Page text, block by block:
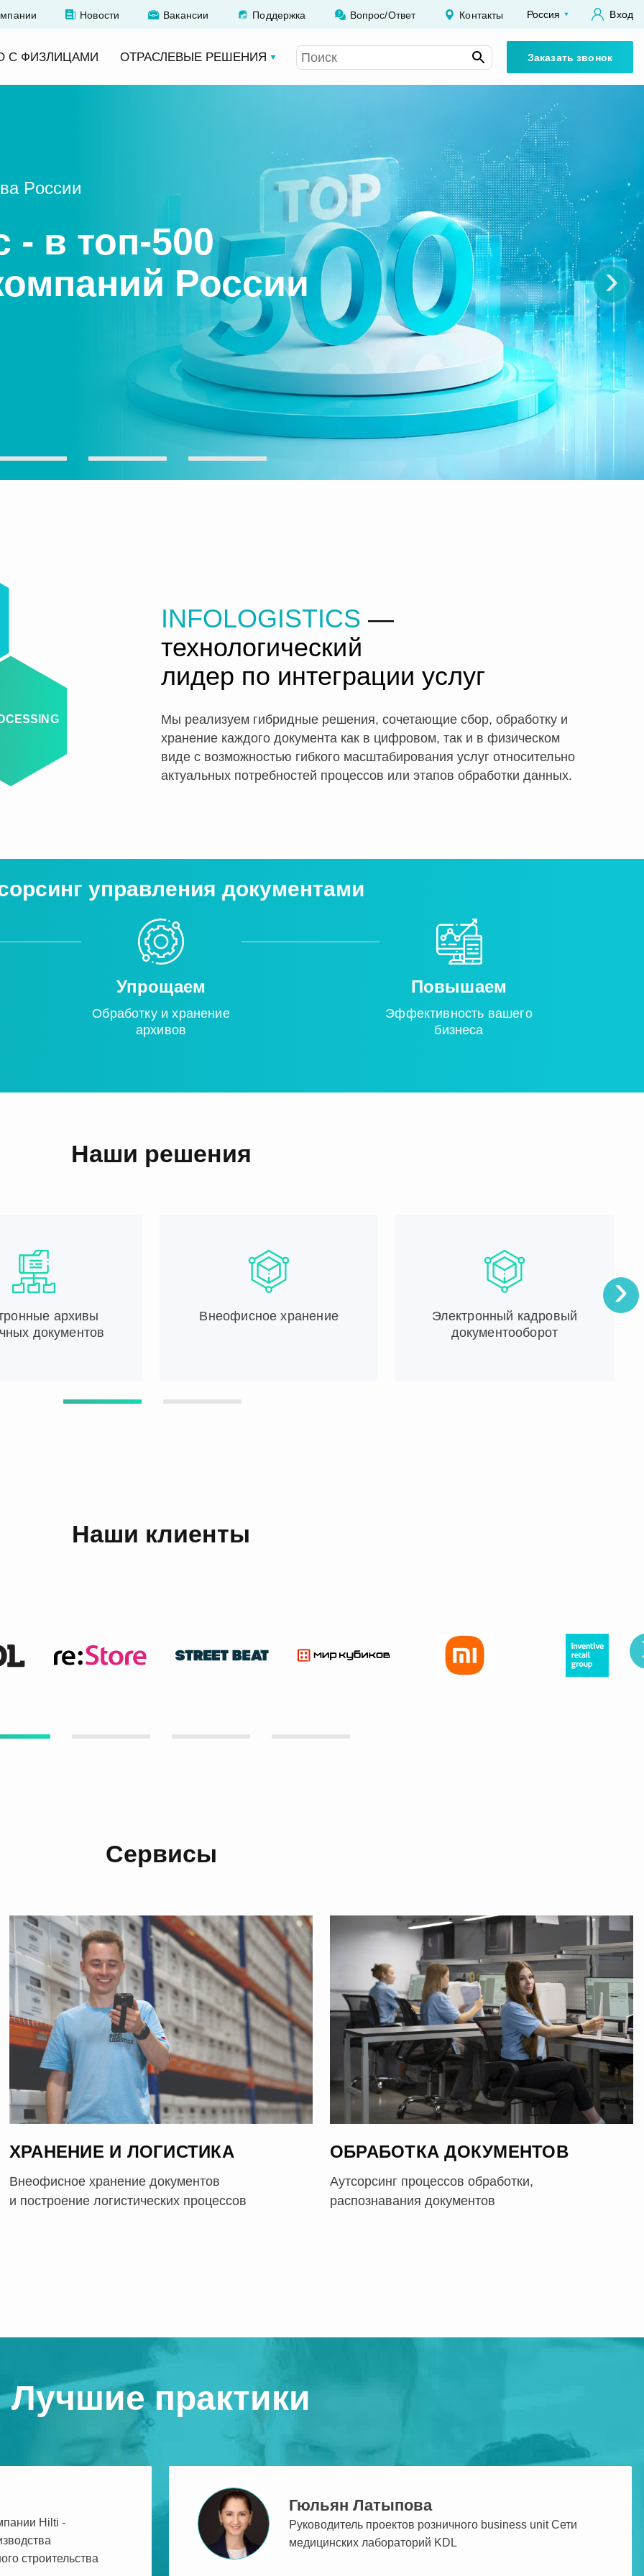
Новости Вакансии Поддержка Вопрос/Ответ Контакты Россия Вход
С ФИЗЛИЦАМИ ОТРАСЛЕВЫЕ РЕШЕНИЯ Заказать звонок
России
в топ-500
России
›
INFOLOGISTICS —
технологический
лидер по интеграции услуг
Мы реализуем гибридные решения, сочетающие сбор, обработку и
хранение каждого документа как в цифровом, так и в физическом
виде с возможностью гибкого масштабирования услуг относительно
актуальных потребностей процессов или этапов обработки данных.
управления документами
Упрощаем
Обработку и хранение
архивов
Повышаем
Эффективность вашего
бизнеса
Наши решения
архивы
документов
Внеофисное хранение
Электронный кадровый
документооборот
›
Наши клиенты
Сервисы
ХРАНЕНИЕ И ЛОГИСТИКА
Внеофисное хранение документов
и построение логистических процессов
ОБРАБОТКА ДОКУМЕНТОВ
Аутсорсинг процессов обработки,
распознавания документов
Лучшие практики
Hilti -
строительства
Гюльян Латыпова
Руководитель проектов розничного business unit Сети
медицинских лабораторий KDL